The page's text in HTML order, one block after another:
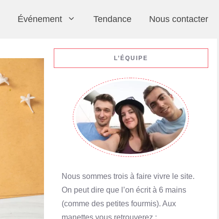
Événement Tendance Nous contacter
L’ÉQUIPE
Nous sommes trois à faire vivre le site.
On peut dire que l’on écrit à 6 mains
(comme des petites fourmis). Aux
manettes vous retrouverez :